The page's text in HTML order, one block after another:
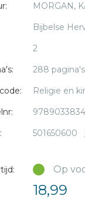
een veertigdagen
masterdiploma
MORGAN,
Bijbelse
2
288 pagina's
Religie en
501650600
Op
18,99